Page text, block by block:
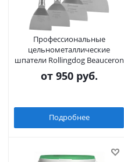
Профессиональные
цельнометаллические
шпатели Rollingdog Beauceron
от 950 руб.
Подробнее